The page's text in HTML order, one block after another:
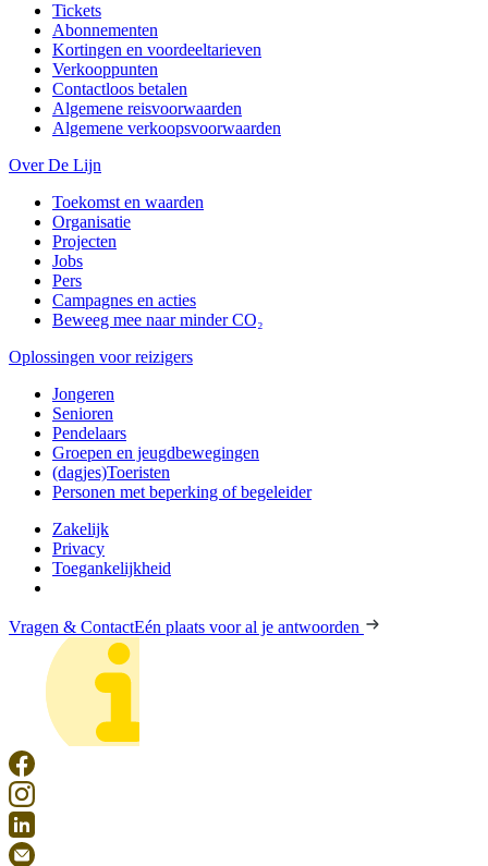
Tickets
Abonnementen
Kortingen en voordeeltarieven
Verkooppunten
Contactloos betalen
Algemene reisvoorwaarden
Algemene verkoopsvoorwaarden
Over De Lijn
Toekomst en waarden
Organisatie
Projecten
Jobs
Pers
Campagnes en acties
Beweeg mee naar minder CO₂
Oplossingen voor reizigers
Jongeren
Senioren
Pendelaars
Groepen en jeugdbewegingen
(dagjes)Toeristen
Personen met beperking of begeleider
Zakelijk
Privacy
Toegankelijkheid
Vragen & ContactEén plaats voor al je antwoorden